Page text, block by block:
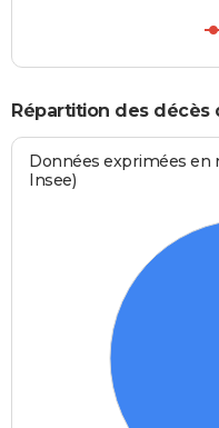
Répartition des décès
Données exprimées en
Insee)